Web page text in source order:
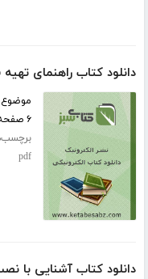
دانلود کتاب راهنمای
۶ صفحه
pdf